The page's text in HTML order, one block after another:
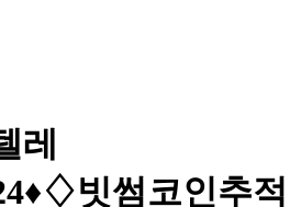
레
빗썸코인추적